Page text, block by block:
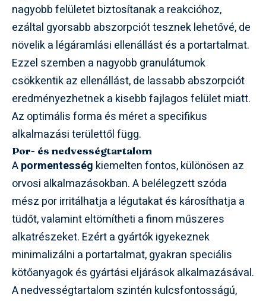
nagyobb felületet biztosítanak a reakcióhoz,
ezáltal gyorsabb abszorpciót tesznek lehetővé, de
növelik a légáramlási ellenállást és a portartalmat.
Ezzel szemben a nagyobb granulátumok
csökkentik az ellenállást, de lassabb abszorpciót
eredményezhetnek a kisebb fajlagos felület miatt.
Az optimális forma és méret a specifikus
alkalmazási területtől függ.
Por- és nedvességtartalom
Apormentesség kiemelten fontos, különösen az
orvosi alkalmazásokban. A belélegzett szóda
mész por irritálhatja a légutakat és károsíthatja a
tüdőt, valamint eltömítheti a finom műszeres
alkatrészeket. Ezért a gyártók igyekeznek
minimalizálni a portartalmat, gyakran speciális
kötőanyagok és gyártási eljárások alkalmazásával.
A nedvességtartalom szintén kulcsfontosságú,